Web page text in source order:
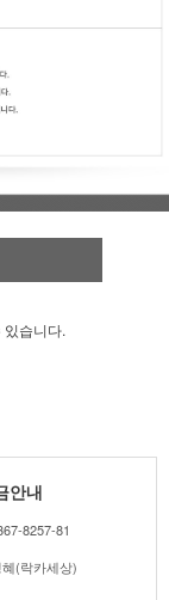
습니다.
안내
8257-81
(락카세상)